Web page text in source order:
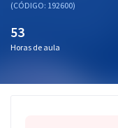
Aprovados
(CÓDIGO: 192600)
53
Horas de aula